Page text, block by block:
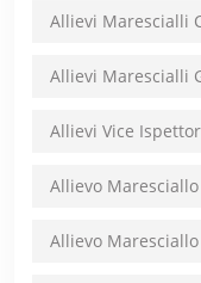
Allievi Marescialli
Allievi Marescialli
Allievi Vice
Allievo
Allievo